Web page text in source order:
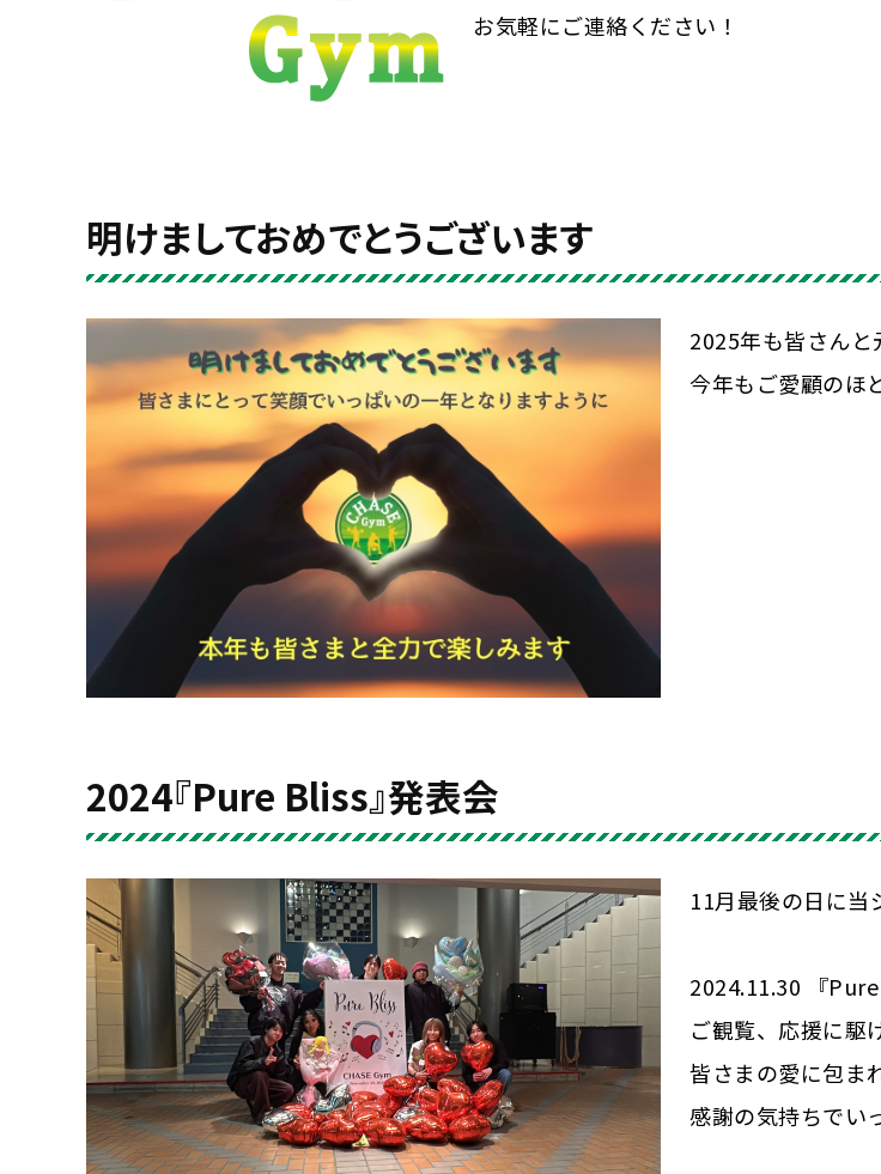
お気軽にご連絡ください！
明けましておめでとうございます
2025年も皆さんと
今年もご愛顧のほ
2024『Pure Bliss』発表会
11月最後の日に当
2024.11.30 『
ご観覧、応援に駆
皆さまの愛に包ま
感謝の気持ちでい